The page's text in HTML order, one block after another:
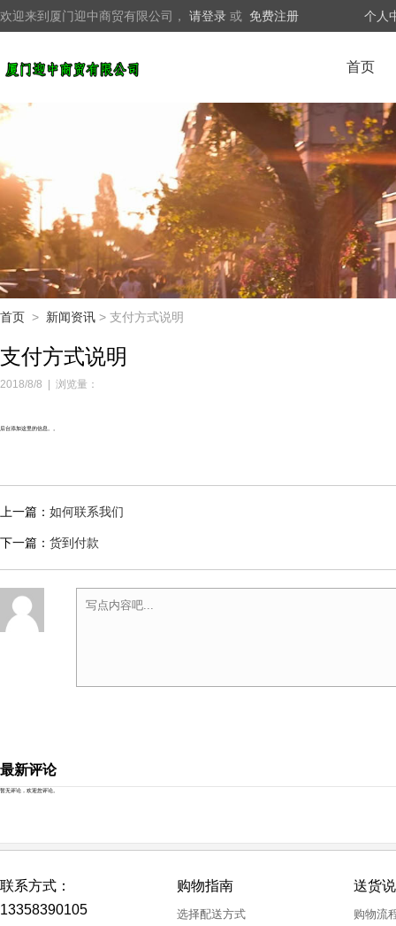
欢迎来到厦门迎中商贸有限公司， 请登录 或 免费注册 个人
首页
首页 > 新闻资讯 > 支付方式说明
支付方式说明
2018/8/8 | 浏览量：
后台添加这里的信息。。
上一篇： 如何联系我们
下一篇： 货到付款
最新评论
暂无评论，欢迎您评论。
联系方式：
13358390105
购物指南
选择配送方式
送货
购物流